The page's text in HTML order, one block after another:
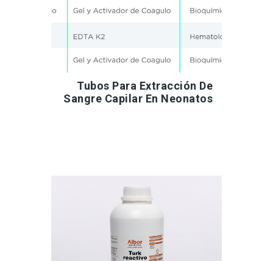
Tubos Para Extracción De
Sangre Capilar En Neonatos